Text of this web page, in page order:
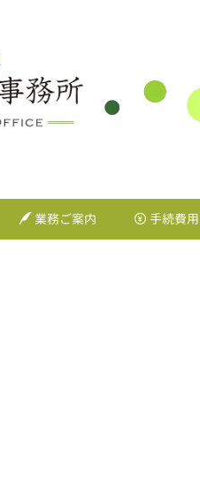
業務ご案内 手続費用